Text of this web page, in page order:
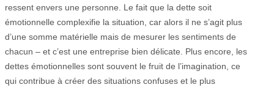
ressent envers une personne. Le fait que la dette soit
émotionnelle complexifie la situation, car alors il ne s’agit plus
d’une somme matérielle mais de mesurer les sentiments de
chacun – et c’est une entreprise bien délicate. Plus encore, les
dettes émotionnelles sont souvent le fruit de l’imagination, ce
qui contribue à créer des situations confuses et le plus